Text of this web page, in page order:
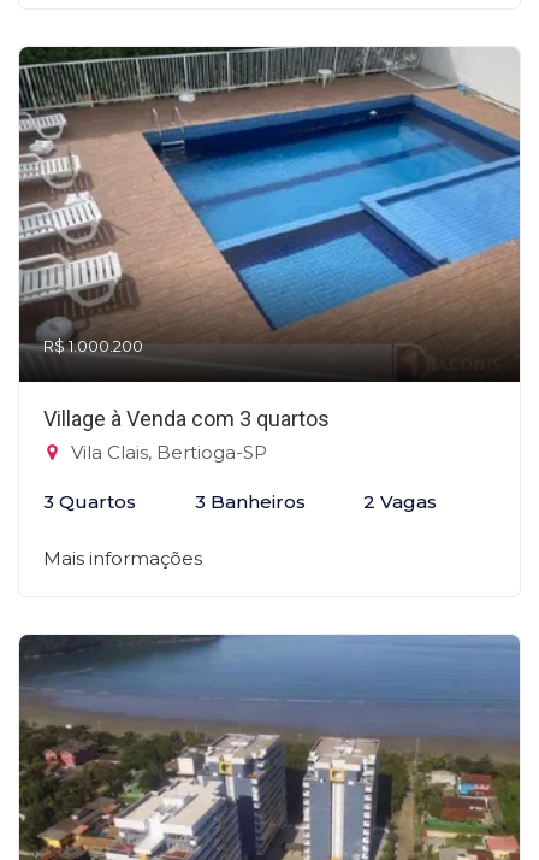
R$ 1.000.200
Village à Venda com 3 quartos
Vila Clais, Bertioga-SP
3 Quartos 3 Banheiros 2 Vagas
Mais informações